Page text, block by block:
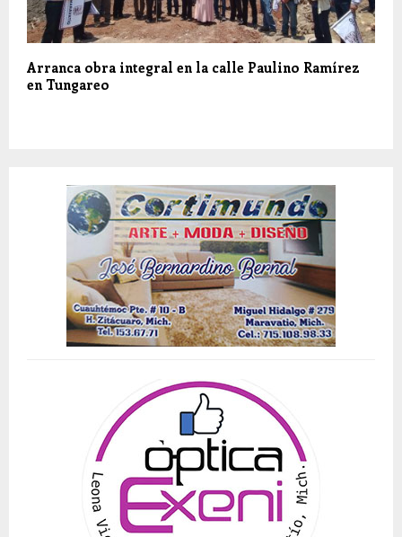
Arranca obra integral en la calle Paulino Ramírez
en Tungareo